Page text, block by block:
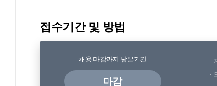
접수기간 및 방법
채용 마감까지 남은기간
마감